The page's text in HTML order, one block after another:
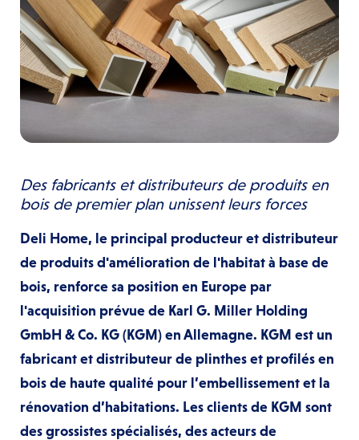
Des fabricants et distributeurs de produits en
bois de premier plan unissent leurs forces
Deli Home, le principal producteur et distributeur
de produits d'amélioration de l'habitat à base de
bois, renforce sa position en Europe par
l'acquisition prévue de Karl G. Miller Holding
GmbH & Co. KG (KGM) en Allemagne. KGM est un
fabricant et distributeur de plinthes et profilés en
bois de haute qualité pour l’embellissement et la
rénovation d’habitations. Les clients de KGM sont
des grossistes spécialisés, des acteurs de